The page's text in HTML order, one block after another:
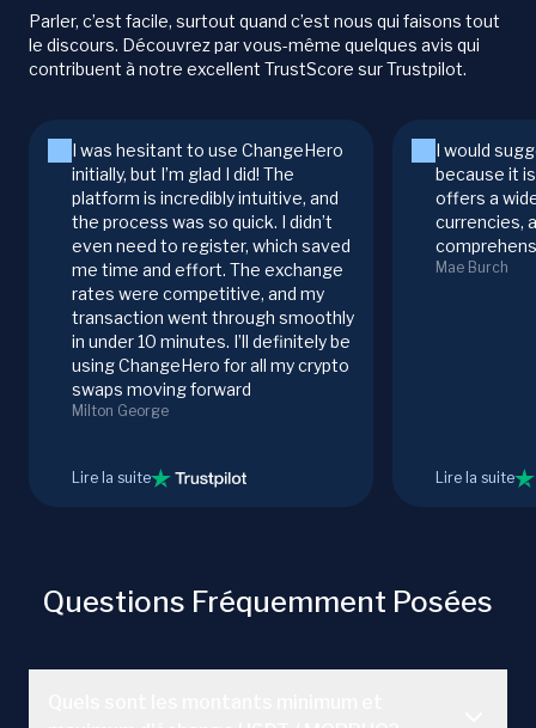
Parler, c’est facile, surtout quand c’est nous qui faisons tout
le discours. Découvrez par vous-même quelques avis qui
contribuent à notre excellent TrustScore sur Trustpilot.
I was hesitant to use ChangeHero
initially, but I’m glad I did! The
platform is incredibly intuitive, and
the process was so quick. I didn’t
even need to register, which saved
me time and effort. The exchange
rates were competitive, and my
transaction went through smoothly
in under 10 minutes. I’ll definitely be
using ChangeHero for all my crypto
swaps moving forward
Milton George
Lire la suite
I would
because it
offers a
currencies,
Mae Burch
Lire la suite
Questions Fréquemment Posées